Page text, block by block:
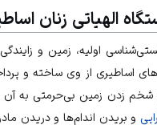
الهیاتی زنان
اولیه، زمین و
اساطیری از وی ساخته و
شخم زدن زمین بی‌حرمتی به آن
و بریدن اندام‌ها و دریدن